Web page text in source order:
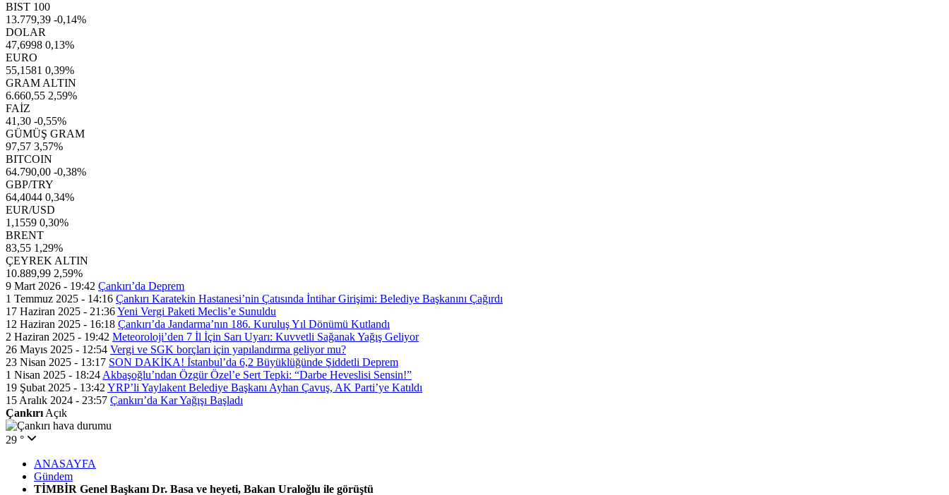
BIST 100
13.779,39 -0,14%
DOLAR
47,6998 0,13%
EURO
55,1581 0,39%
GRAM ALTIN
6.660,55 2,59%
FAİZ
41,30 -0,55%
GÜMÜŞ GRAM
97,57 3,57%
BITCOIN
64.790,00 -0,38%
GBP/TRY
64,4044 0,34%
EUR/USD
1,1559 0,30%
BRENT
83,55 1,29%
ÇEYREK ALTIN
10.889,99 2,59%
9 Mart 2026 - 19:42 Çankırı’da Deprem
1 Temmuz 2025 - 14:16 Çankırı Karatekin Hastanesi’nin Çatısında İntihar Girişimi: Belediye Başkanını Çağırdı
17 Haziran 2025 - 21:36Yeni Vergi Paketi Meclis’e Sunuldu
12 Haziran 2025 - 16:18 Çankırı’da Jandarma’nın 186. Kuruluş Yıl Dönümü Kutlandı
2 Haziran 2025 - 19:42 Meteoroloji’den 7 İl İçin Sarı Uyarı: Kuvvetli Sağanak Yağış Geliyor
26 Mayıs 2025 - 12:54 Vergi ve SGK borçları için yapılandırma geliyor mu?
23 Nisan 2025 - 13:17 SON DAKİKA! İstanbul’da 6,2 Büyüklüğünde Şiddetli Deprem
1 Nisan 2025 - 18:24 Akbaşoğlu’ndan Özgür Özel’e Sert Tepki: “Darbe Heveslisi Sensin!”
19 Şubat 2025 - 13:42 YRP’li Yaylakent Belediye Başkanı Ayhan Çavuş, AK Parti’ye Katıldı
15 Aralık 2024 - 23:57 Çankırı’da Kar Yağışı Başladı
Çankırı Açık
29 °
ANASAYFA
Gündem
TİMBİR Genel Başkanı Dr. Basa ve heyeti, Bakan Uraloğlu ile görüştü